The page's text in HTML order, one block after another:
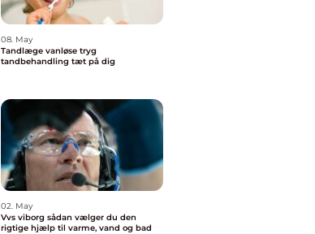
08. May
Tandlæge vanløse tryg
tandbehandling tæt på dig
02. May
Vvs viborg sådan vælger du den
rigtige hjælp til varme, vand og bad